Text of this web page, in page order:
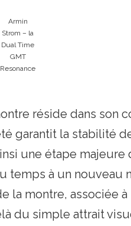
Armin
Strom – la
Dual Time
GMT
Resonance
réside dans son
garantit la stabilité
une étape majeure
à un nouveau
la montre, associée
du simple attrait